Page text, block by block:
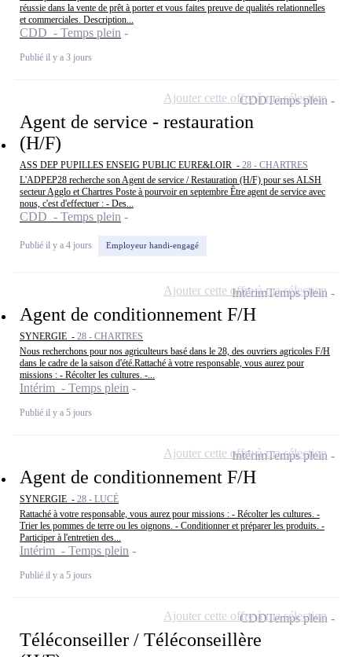
réussie dans la vente de prêt à porter et vous faites preuve de qualités relationnelles
et commerciales. Description...
CDD - Temps plein
Publié il y a 3 jours
Agent de service - restauration
(H/F)
ASS DEP PUPILLES ENSEIG PUBLIC EURE&LOIR - 28 - CHARTRES
L'ADPEP28 recherche son Agent de service / Restauration (H/F) pour ses ALSH
secteur Agglo et Chartres Poste à pourvoir en septembre Être agent de service avec
nous, c'est d'effectuer : - Des...
CDD - Temps plein
Publié il y a 4 jours Employeur handi-engagé
CDDTemps plein
Ajouter cette offre à ma sélection
Agent de conditionnement F/H
SYNERGIE - 28 - CHARTRES
Nous recherchons pour nos agriculteurs basé dans le 28, des ouvriers agricoles F/H
dans le cadre de la saison d'été.Rattaché à votre responsable, vous aurez pour
missions : - Récolter les cultures. -...
Intérim - Temps plein
Publié il y a 5 jours
IntérimTemps plein
Ajouter cette offre à ma sélection
Agent de conditionnement F/H
SYNERGIE - 28 - LUCÉ
Rattaché à votre responsable, vous aurez pour missions : - Récolter les cultures. -
Trier les pommes de terre ou les oignons. - Conditionner et préparer les produits. -
Participer à l'entretien des...
Intérim - Temps plein
Publié il y a 5 jours
IntérimTemps plein
Ajouter cette offre à ma sélection
Téléconseiller / Téléconseillère
CDDTemps plein
Ajouter cette offre à ma sélection